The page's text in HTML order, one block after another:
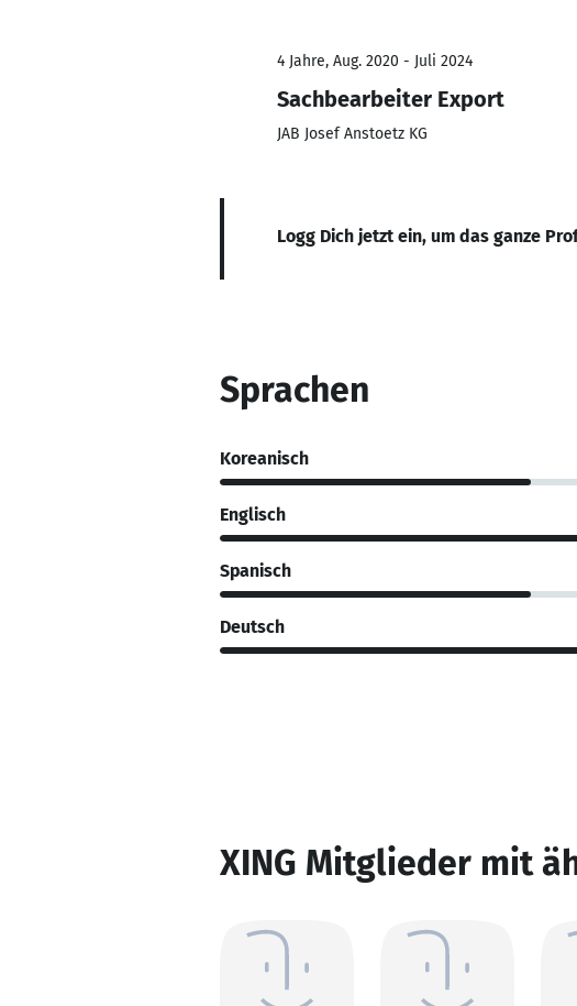
4 Jahre, Aug. 2020 - Juli 2024
Sachbearbeiter Export
JAB Josef Anstoetz KG
Logg Dich jetzt ein, um das ganze
Sprachen
Koreanisch
Englisch
Spanisch
Deutsch
XING Mitglieder mit